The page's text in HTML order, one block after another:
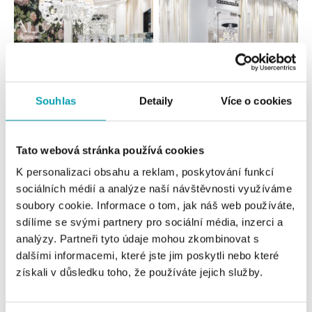
Souhlas Detaily Více o cookies
Tato webová stránka používá cookies
K personalizaci obsahu a reklam, poskytování funkcí
sociálních médií a analýze naší návštěvnosti využíváme
soubory cookie. Informace o tom, jak náš web používáte,
sdílíme se svými partnery pro sociální média, inzerci a
analýzy. Partneři tyto údaje mohou zkombinovat s
dalšími informacemi, které jste jim poskytli nebo které
získali v důsledku toho, že používáte jejich služby.
Všechny Česko Slovensko
ALO diamonds OC Forum Nová Karolina,
Ostrava
Jantarová 3344/4, 702 00 Ostrava-Moravská Ostrava
tel.: +420 603 166 013, +420 603 565 187
dnes otevřeno od 09:00
ALO diamonds OC Nový Smíchov, Praha 5
Plzeňská 8, 150 00 Praha 5 - Smíchov
dnes otevřeno od 09:00